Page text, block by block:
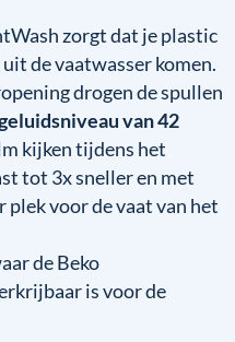
zorgt dat je plastic
de vaatwasser komen.
drogen de spullen
van 42
kijken tijdens het
tot 3x sneller en met
plek voor de vaat van het
de Beko
is voor de